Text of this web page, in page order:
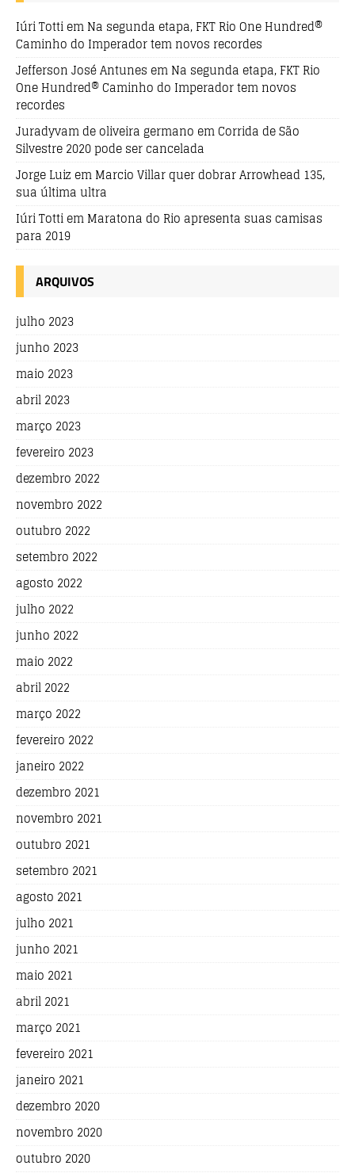
Iúri Totti em Na segunda etapa, FKT Rio One Hundred®
Caminho do Imperador tem novos recordes
Jefferson José Antunes em Na segunda etapa, FKT Rio
One Hundred® Caminho do Imperador tem novos
recordes
Juradyvam de oliveira germano emCorrida de São
Silvestre 2020 pode ser cancelada
Jorge Luiz em Marcio Villar quer dobrar Arrowhead 135,
sua última ultra
Iúri Totti em Maratona do Rio apresenta suas camisas
para 2019
ARQUIVOS
julho 2023
junho 2023
maio 2023
abril 2023
março 2023
fevereiro 2023
dezembro 2022
novembro 2022
outubro 2022
setembro 2022
agosto 2022
julho 2022
junho 2022
maio 2022
abril 2022
março 2022
fevereiro 2022
janeiro 2022
dezembro 2021
novembro 2021
outubro 2021
setembro 2021
agosto 2021
julho 2021
junho 2021
maio 2021
abril 2021
março 2021
fevereiro 2021
janeiro 2021
dezembro 2020
novembro 2020
outubro 2020